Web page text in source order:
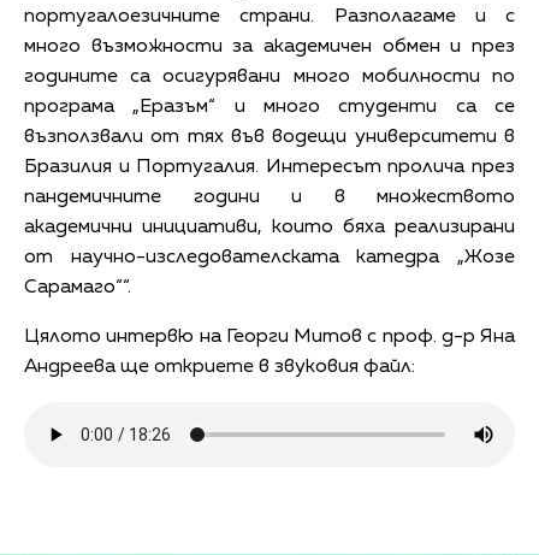
португалоезичните страни. Разполагаме и с
много възможности за академичен обмен и през
годините са осигурявани много мобилности по
програма „Еразъм“ и много студенти са се
възползвали от тях във водещи университети в
Бразилия и Португалия. Интересът пролича през
пандемичните години и в множеството
академични инициативи, които бяха реализирани
от научно-изследователската катедра „Жозе
Сарамаго““.
Цялото интервю на Георги Митов с проф. д-р Яна
Андреева ще откриете в звуковия файл: